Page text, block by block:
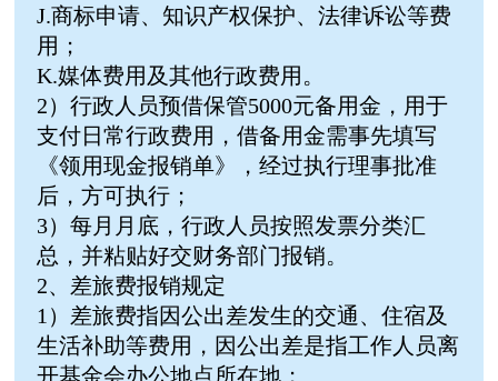
J.商标申请、知识产权保护、法律诉讼等费
用；
K.媒体费用及其他行政费用。
2）行政人员预借保管5000元备用金，用于
支付日常行政费用，借备用金需事先填写
《领用现金报销单》，经过执行理事批准
后，方可执行；
3）每月月底，行政人员按照发票分类汇
总，并粘贴好交财务部门报销。
2、差旅费报销规定
1）差旅费指因公出差发生的交通、住宿及
生活补助等费用，因公出差是指工作人员离
开基金会办公地点所在地；